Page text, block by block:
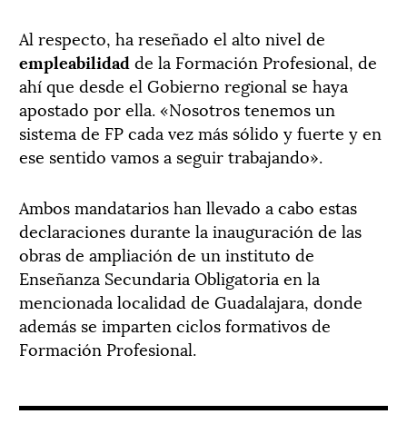
Al respecto, ha reseñado el alto nivel de
empleabilidad de la Formación Profesional, de
ahí que desde el Gobierno regional se haya
apostado por ella. «Nosotros tenemos un
sistema de FP cada vez más sólido y fuerte y en
ese sentido vamos a seguir trabajando».
Ambos mandatarios han llevado a cabo estas
declaraciones durante la inauguración de las
obras de ampliación de un instituto de
Enseñanza Secundaria Obligatoria en la
mencionada localidad de Guadalajara, donde
además se imparten ciclos formativos de
Formación Profesional.